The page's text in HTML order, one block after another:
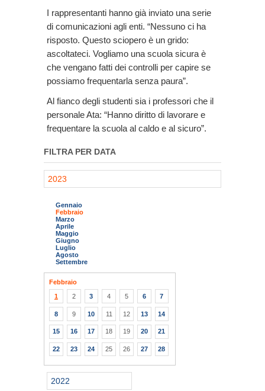
I rappresentanti hanno già inviato una serie
di comunicazioni agli enti. “Nessuno ci ha
risposto. Questo sciopero è un grido:
ascoltateci. Vogliamo una scuola sicura è
che vengano fatti dei controlli per capire se
possiamo frequentarla senza paura”.
Al fianco degli studenti sia i professori che il
personale Ata: “Hanno diritto di lavorare e
frequentare la scuola al caldo e al sicuro”.
FILTRA PER DATA
2023
Gennaio
Febbraio
Marzo
Aprile
Maggio
Giugno
Luglio
Agosto
Settembre
Febbraio
1
2 3 4 5 6 7
8 9 10 11 12 13 14
15 16 17 18 19 20 21
22 23 24 25 26 27 28
2022